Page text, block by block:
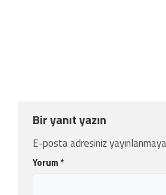
Bir yanıt yazın
E-posta adresiniz
Yorum *